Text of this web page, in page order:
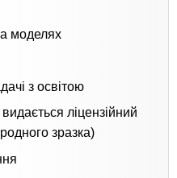
моделях
з освітою
ліцензійний
зразка)